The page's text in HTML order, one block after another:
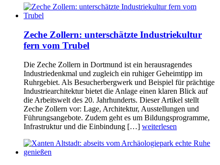
Zeche Zollern: unterschätzte Industriekultur
fern vom Trubel
Die Zeche Zollern in Dortmund ist ein herausragendes
Industriedenkmal und zugleich ein ruhiger Geheimtipp im
Ruhrgebiet. Als Besucherbergwerk und Beispiel für prächtige
Industriearchitektur bietet die Anlage einen klaren Blick auf
die Arbeitswelt des 20. Jahrhunderts. Dieser Artikel stellt
Zeche Zollern vor: Lage, Architektur, Ausstellungen und
Führungsangebote. Zudem geht es um Bildungsprogramme,
Infrastruktur und die Einbindung […] weiterlesen